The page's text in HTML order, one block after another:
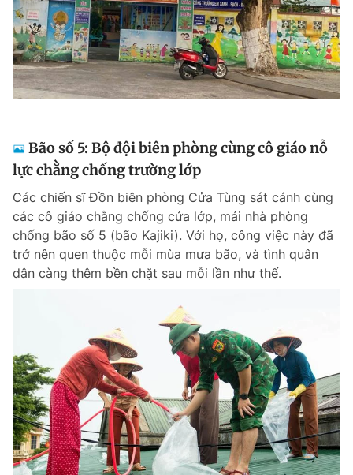
Bão số 5: Bộ đội biên phòng cùng cô giáo nỗ
lực chằng chống trường lớp
Các chiến sĩ Đồn biên phòng Cửa Tùng sát cánh cùng
các cô giáo chằng chống cửa lớp, mái nhà phòng
chống bão số 5 (bão Kajiki). Với họ, công việc này đã
trở nên quen thuộc mỗi mùa mưa bão, và tình quân
dân càng thêm bền chặt sau mỗi lần như thế.